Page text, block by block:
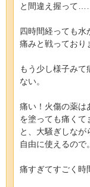
と間違え握って
四時間経っても水
痛みと戦っており
もう少し様子み
ない。
痛い！火傷の薬は
を塗っても痛くて
と、大騒ぎしな
自由に使えるので。
痛すぎてすごく時